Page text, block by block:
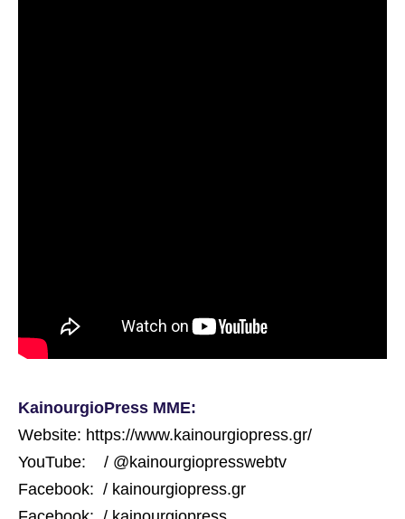
KainourgioPress ΜΜΕ:
Website: https://www.kainourgiopress.gr/
YouTube: / @kainourgiopresswebtv
Facebook: / kainourgiopress.gr